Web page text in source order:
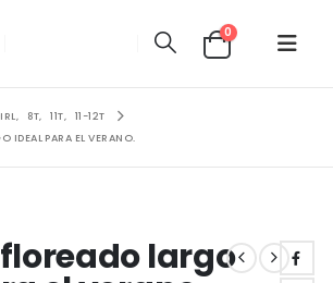
0
, 8T, 11T,
11-12T
IDEAL PARA EL VERANO.
largo